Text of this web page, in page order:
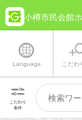
小樽市民会館
Language こだわ
こだわり
条件